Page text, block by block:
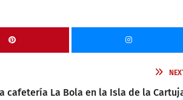
cafetería La Bola en la Isla de la